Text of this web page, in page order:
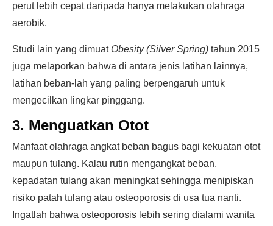
perut lebih cepat daripada hanya melakukan olahraga
aerobik.
Studi lain yang dimuat Obesity (Silver Spring) tahun 2015
juga melaporkan bahwa di antara jenis latihan lainnya,
latihan beban-lah yang paling berpengaruh untuk
mengecilkan lingkar pinggang.
3. Menguatkan Otot
Manfaat olahraga angkat beban bagus bagi kekuatan otot
maupun tulang. Kalau rutin mengangkat beban,
kepadatan tulang akan meningkat sehingga menipiskan
risiko patah tulang atau osteoporosis di usa tua nanti.
Ingatlah bahwa osteoporosis lebih sering dialami wanita